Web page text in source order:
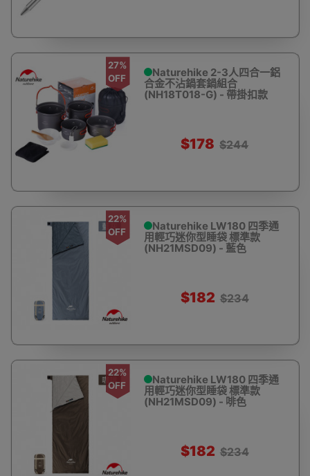
27%
OFF
Naturehike 2-3人四合一鋁
合金不沾鍋套鍋組合
(NH18T018-G) - 帶掛扣款
$178 $244
22%
OFF
Naturehike LW180 四季通
用輕巧迷你型睡袋 標準款
(NH21MSD09) - 藍色
$182 $234
22%
OFF
Naturehike LW180 四季通
用輕巧迷你型睡袋 標準款
(NH21MSD09) - 啡色
$182 $234